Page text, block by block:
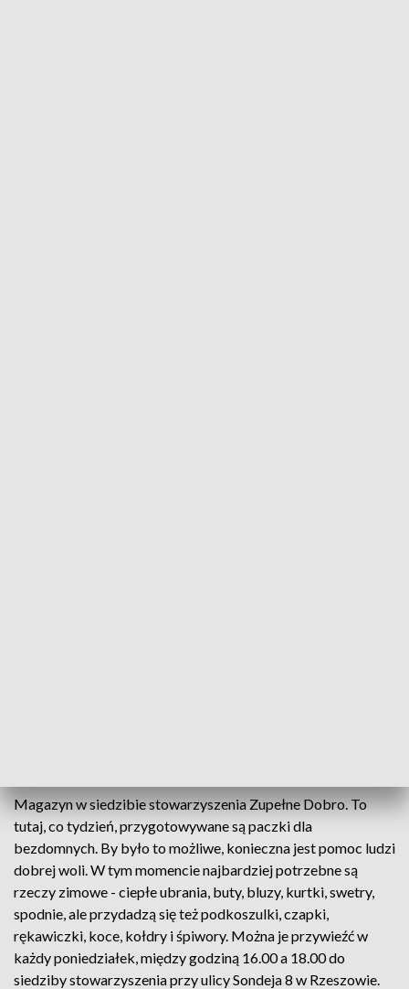
Magazyn w siedzibie stowarzyszenia Zupełne Dobro. To
tutaj, co tydzień, przygotowywane są paczki dla
bezdomnych. By było to możliwe, konieczna jest pomoc ludzi
dobrej woli. W tym momencie najbardziej potrzebne są
rzeczy zimowe - ciepłe ubrania, buty, bluzy, kurtki, swetry,
spodnie, ale przydadzą się też podkoszulki, czapki,
rękawiczki, koce, kołdry i śpiwory. Można je przywieźć w
każdy poniedziałek, między godziną 16.00 a 18.00 do
siedziby stowarzyszenia przy ulicy Sondeja 8 w Rzeszowie.